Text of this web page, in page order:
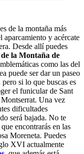
de la montaña más
aparcamiento y acércate
Desde allí puedes
la Montaña de
como las del
puede ser dar un paseo
si lo que buscas es
el funicular de Sant
Una vez
dificultades
será bajada. No te
encontrarás en las
Moreneta. Puedes
XVI actualmente